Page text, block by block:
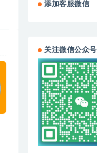
添加客服微信
关注微信公众号